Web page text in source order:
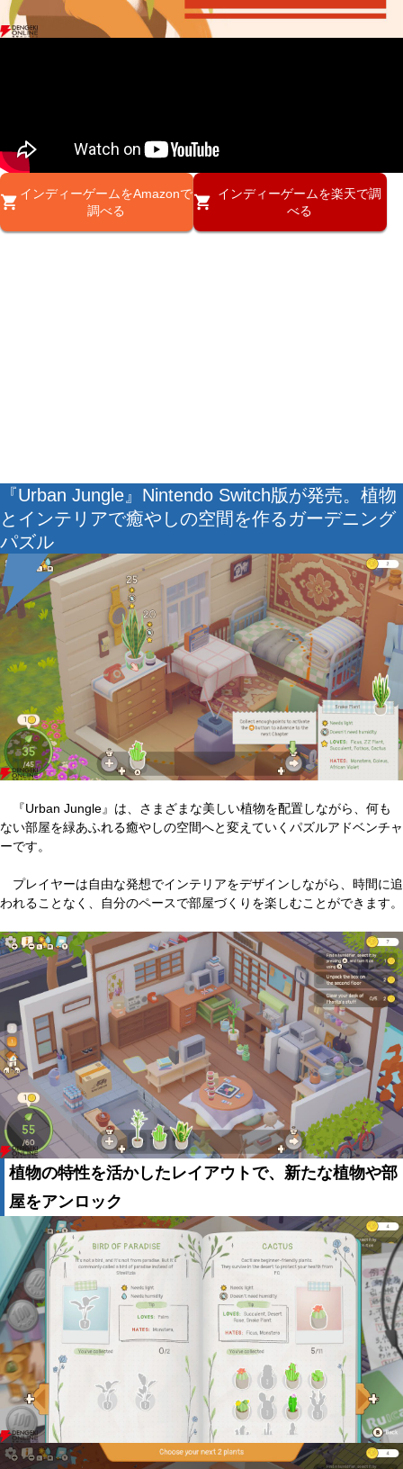
インディーゲームをAmazonで
調べる
インディーゲームを楽天で調
べる
『Urban Jungle』Nintendo Switch版が発売。植物
とインテリアで癒やしの空間を作るガーデニング
パズル
『Urban Jungle』は、さまざまな美しい植物を配置しながら、何も
ない部屋を緑あふれる癒やしの空間へと変えていくパズルアドベンチャ
ーです。
プレイヤーは自由な発想でインテリアをデザインしながら、時間に追
われることなく、自分のペースで部屋づくりを楽しむことができます。
植物の特性を活かしたレイアウトで、新たな植物や部
屋をアンロック